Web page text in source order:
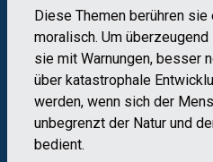
Diese Themen berühren sie
moralisch. Um
sie mit Warnungen, besser
über katastrophale
werden, wenn sich der
unbegrenzt der Natur und
bedient.